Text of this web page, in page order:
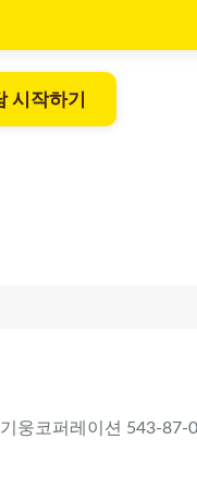
시작하기
웅코퍼레이션 543-87-